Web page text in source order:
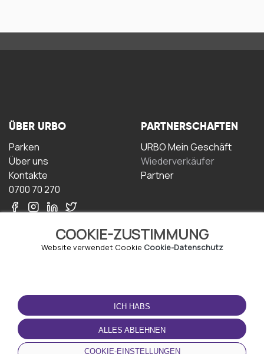
COOKIE-ZUSTIMMUNG
Website verwendet Cookie Cookie-Datenschutz
ICH HABS
ALLES ABLEHNEN
COOKIE-EINSTELLUNGEN
ÜBER URBO
Parken
Über uns
Kontakte
0700 70 270
PARTNERSCHAFTEN
URBO Mein Geschäft
Wiederverkäufer
Partner
NUTZUNGSBEDINGUNGEN
Geschäftsbedingungen
Datenschutz-
Bestimmungen
Cookie-Richtlinie
LADEN SIE DIE APP
HERUNTER